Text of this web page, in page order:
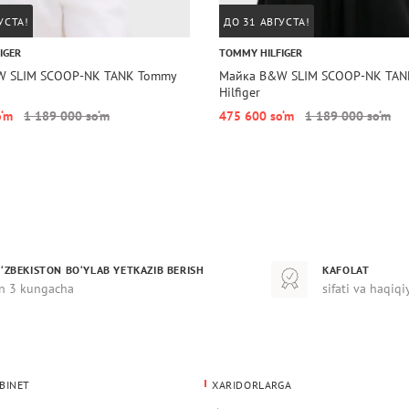
SLIM SCOOP-NK TANK Tommy
1 189 000 so‘m
ДО 31 АВГУСТА!
TOMMY HILFIGER
Майка B&W SLIM SCOOP-NK
Hilfiger
475 600 so‘m
1 189 000 so‘m
BO‘YLAB YETKAZIB BERISH
3 kungacha
KAFOLAT
sifati va
XARIDORLARGA